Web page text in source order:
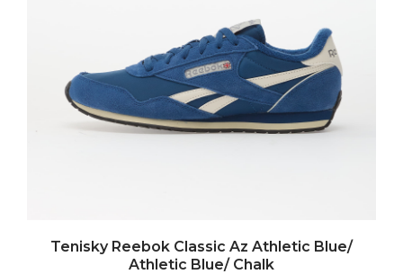
Tenisky Reebok Classic Az Athletic Blue/
Athletic Blue/ Chalk